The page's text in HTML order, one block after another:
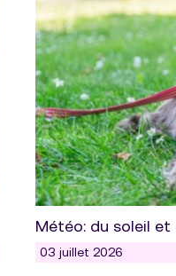
Météo: du soleil
03 juillet 2026